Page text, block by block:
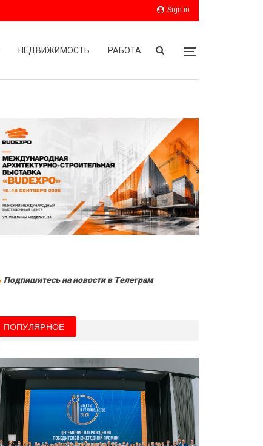
Sign in
НЕДВИЖИМОСТЬ РАБОТА
Подпишитесь на новости в Tелеграм
ПОПУЛЯРНОЕ